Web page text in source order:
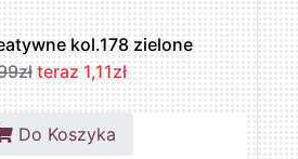
kol.178 zielone
teraz 1,11zł
Do Koszyka